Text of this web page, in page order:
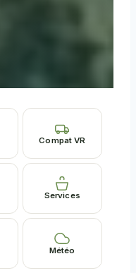
Compat VR
Services
Météo